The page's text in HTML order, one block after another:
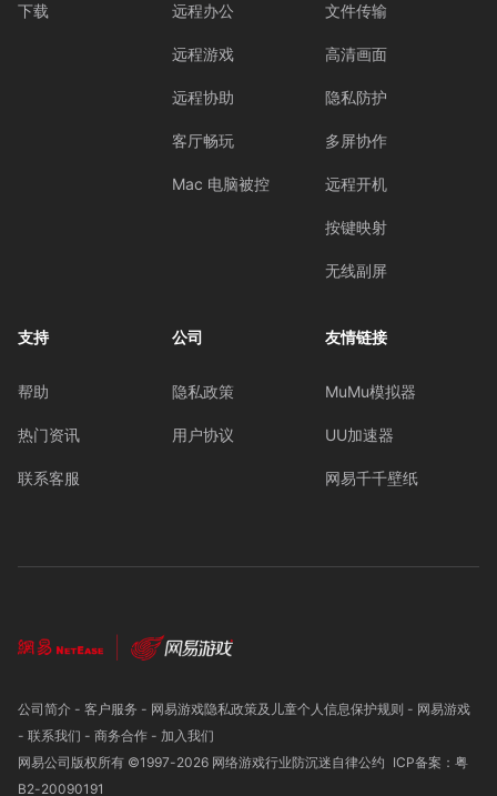
下载 远程办公
远程游戏
远程协助
客厅畅玩
Mac 电脑被控
文件传输
高清画面
隐私防护
多屏协作
远程开机
按键映射
无线副屏
支持
帮助
热门资讯
联系客服
公司
隐私政策
用户协议
友情链接
MuMu模拟器
UU加速器
网易千千壁纸
公司简介 - 客户服务 - 网易游戏隐私政策及儿童个人信息保护规则 - 网易游戏
- 联系我们 - 商务合作 - 加入我们
网易公司版权所有 ©1997-2026 网络游戏行业防沉迷自律公约 ICP备案：粤
B2-20090191